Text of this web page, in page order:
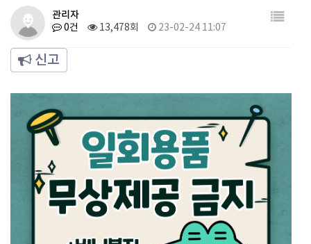
관리자
0건 13,478회 23-02-24 11:07
신고